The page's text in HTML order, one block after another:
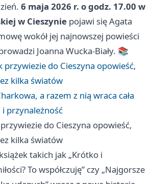
6 maja 2026 r. o godz. 17.00 w
w Cieszynie pojawi się Agata
wokół jej najnowszej powieści
Joanna Wucka-Biały. 📚
przywiezie do Cieszyna opowieść,
kilka światów
a razem z nią wraca cała
przynależność
do Cieszyna opowieść,
kilka światów
takich jak „Krótko i
To współczuję” czy „Najgorsze